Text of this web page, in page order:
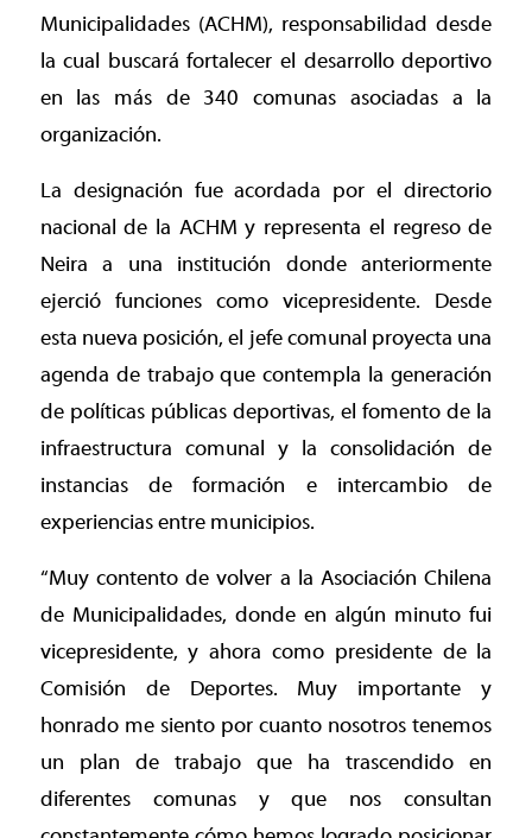
Municipalidades (ACHM), responsabilidad desde
la cual buscará fortalecer el desarrollo deportivo
en las más de 340 comunas asociadas a la
organización.
La designación fue acordada por el directorio
nacional de la ACHM y representa el regreso de
Neira a una institución donde anteriormente
ejerció funciones como vicepresidente. Desde
esta nueva posición, el jefe comunal proyecta una
agenda de trabajo que contempla la generación
de políticas públicas deportivas, el fomento de la
infraestructura comunal y la consolidación de
instancias de formación e intercambio de
experiencias entre municipios.
“Muy contento de volver a la Asociación Chilena
de Municipalidades, donde en algún minuto fui
vicepresidente, y ahora como presidente de la
Comisión de Deportes. Muy importante y
honrado me siento por cuanto nosotros tenemos
un plan de trabajo que ha trascendido en
diferentes comunas y que nos consultan